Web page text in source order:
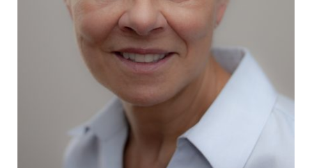
Nouveautés
Meilleurs vendeurs